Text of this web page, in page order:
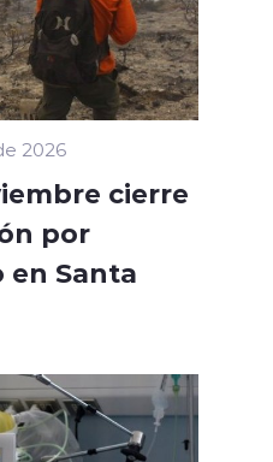
2026
cierre
por
en Santa